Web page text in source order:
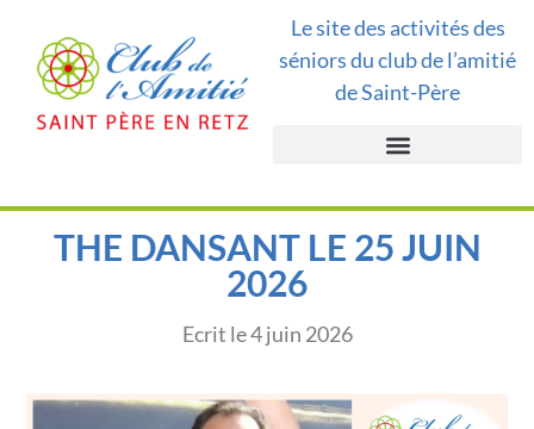
Le site des activités des
séniors du club de l’amitié
de Saint-Père
THE DANSANT LE 25 JUIN
2026
Ecrit le4 juin 2026